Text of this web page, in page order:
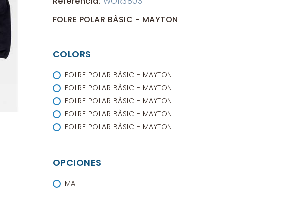
FOLRE POLAR BÀSIC - MAYTON
COLORS
FOLRE POLAR BÀSIC - MAYTON
FOLRE POLAR BÀSIC - MAYTON
FOLRE POLAR BÀSIC - MAYTON
FOLRE POLAR BÀSIC - MAYTON
FOLRE POLAR BÀSIC - MAYTON
OPCIONES
MA